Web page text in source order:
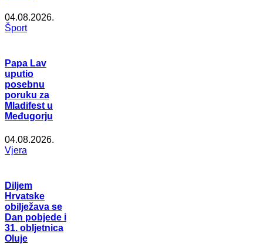
04.08.2026.
Šport
Papa Lav
uputio
posebnu
poruku za
Mladifest u
Međugorju
04.08.2026.
Vjera
Diljem
Hrvatske
obilježava se
Dan pobjede i
31. obljetnica
Oluje